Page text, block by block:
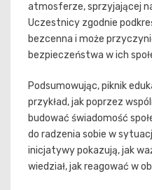
atmosferze, sprzyjającej
Uczestnicy zgodnie
bezcenna i może
bezpieczeństwa w ich
Podsumowując, piknik
przykład, jak poprzez
budować świadomość
do radzenia sobie w
inicjatywy pokazują, jak
wiedział, jak reagować w